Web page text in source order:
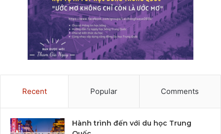
Recent Popular Comments
Hành trình đến với du học Trung